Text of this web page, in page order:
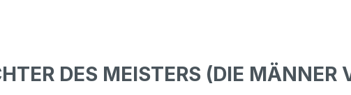
DES MEISTERS (DIE MÄNNER